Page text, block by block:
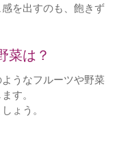
を出すのも、飽きず
菜は？
うなフルーツや野菜
す。
ょう。